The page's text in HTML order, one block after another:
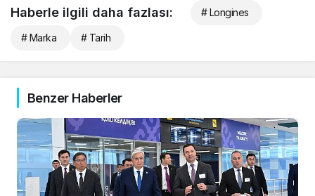
Haberle ilgili daha fazlası: # Longines
# Marka # Tarih
Benzer Haberler